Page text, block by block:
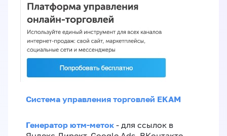
Система управления торговлей EKAM
Генератор ютм-меток - для ссылок в